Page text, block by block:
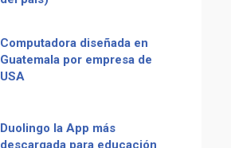
Computadora diseñada en
Guatemala por empresa de
USA
Duolingo la App más
descargada para educación
Recetas del fiambre